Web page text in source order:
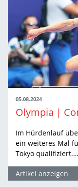
05.08.2024
Im Hürdenlauf
ein weiteres Mal
Tokyo qualifiziert.…
Artikel anzeigen